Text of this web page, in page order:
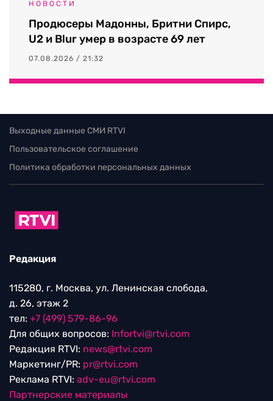
НОВОСТИ
Продюсеры Мадонны, Бритни Спирс,
U2 и Blur умер в возрасте 69 лет
07.08.2026 / 21:32
Выходные данные СМИ RTVI
Пользовательское соглашение
Политика обработки персональных данных
Редакция
115280, г. Москва, ул. Ленинская слобода,
д. 26, этаж 2
тел: +7 (499) 579-86-96
Для общих вопросов: Infortvi@rtvi.com
Редакция RTVI: news@rtvi.com
Маркетинг/PR: pr@rtvi.com
Реклама RTVI: adv-eu@rtvi.com
Партнерские материалы